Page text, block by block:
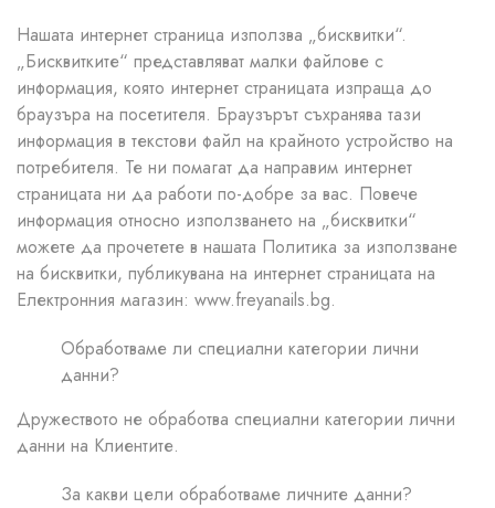
Нашата интернет страница използва „бисквитки“.
„Бисквитките“ представляват малки файлове с
информация, която интернет страницата изпраща до
браузъра на посетителя. Браузърът съхранява тази
информация в текстови файл на крайното устройство на
потребителя. Те ни помагат да направим интернет
страницата ни да работи по-добре за вас. Повече
информация относно използването на „бисквитки“
можете да прочетете в нашата Политика за използване
на бисквитки, публикувана на интернет страницата на
Електронния магазин: www.freyanails.bg.
Обработваме ли специални категории лични
данни?
Дружеството не обработва специални категории лични
данни на Клиентите.
За какви цели обработваме личните данни?